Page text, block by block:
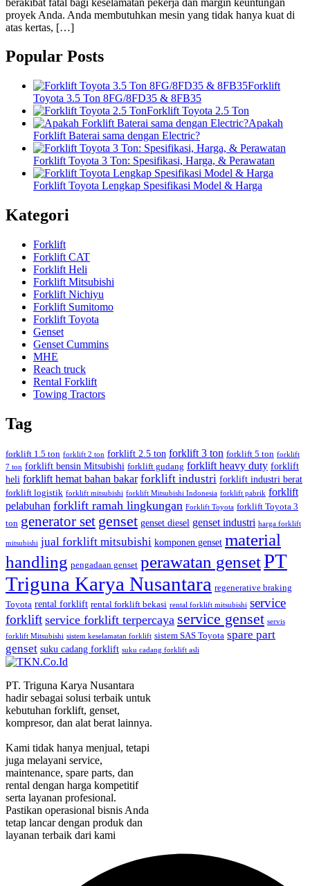
proyek Anda. Anda membutuhkan mesin yang tidak hanya kuat di
atas kertas, […]
Popular Posts
Forklift
Toyota 3.5 Ton 8FG/8FD35 & 8FB35
Forklift Toyota 2.5 Ton
Apakah
Forklift Baterai sama dengan Electric?
Forklift Toyota 3 Ton: Spesifikasi, Harga, & Perawatan
Forklift Toyota Lengkap Spesifikasi Model & Harga
Kategori
Forklift
Forklift CAT
Forklift Heli
Forklift Mitsubishi
Forklift Nichiyu
Forklift Sumitomo
Forklift Toyota
Genset
Genset Cummins
MHE
Reach truck
Rental Forklift
Towing Tractors
Tag
forklift 1.5 ton forklift 2 ton forklift 2.5 ton forklift 3 ton forklift 5 ton forklift
7 ton forklift bensin Mitsubishi forklift gudang forklift heavy duty forklift
heli forklift hemat bahan bakar forklift industri forklift industri berat
forklift logistik forklift mitsubishi forklift Mitsubishi Indonesia forklift pabrik forklift
pelabuhan forklift ramah lingkungan Forklift Toyota forklift Toyota 3
ton generator set genset genset diesel genset industri harga forklift
mitsubishi jual forklift mitsubishi komponen genset material
handling pengadaan genset perawatan gensetPT
Triguna Karya Nusantara regenerative braking
Toyota rental forklift rental forklift bekasi rental forklift mitsubishi service
forklift service forklift terpercaya service genset servis
forklift Mitsubishi sistem keselamatan forklift sistem SAS Toyota spare part
genset suku cadang forklift suku cadang forklift asli
PT. Triguna Karya Nusantara
hadir sebagai solusi terbaik untuk
kebutuhan forklift, genset,
kompresor, dan alat berat lainnya.
Kami tidak hanya menjual, tetapi
juga melayani service,
maintenance, spare parts, dan
rental dengan harga kompetitif
serta layanan profesional.
Pastikan operasional bisnis Anda
tetap lancar dengan produk dan
layanan terbaik dari kami